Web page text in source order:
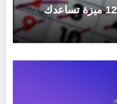
دليل استخدام تقويم قوقل: 12 ميزة تساعدك